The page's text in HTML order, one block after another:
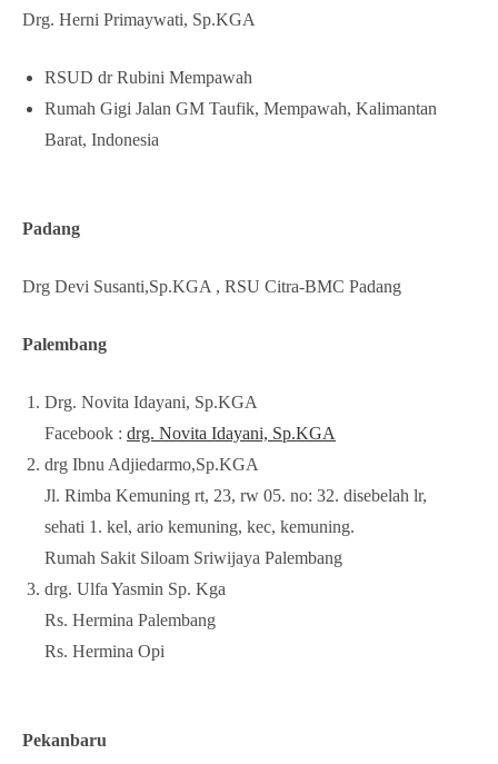
Drg. Herni Primaywati, Sp.KGA
RSUD dr Rubini Mempawah
Rumah Gigi Jalan GM Taufik, Mempawah, Kalimantan
Barat, Indonesia
Padang
Drg Devi Susanti,Sp.KGA , RSU Citra-BMC Padang
Palembang
Drg. Novita Idayani, Sp.KGA
Facebook : drg. Novita Idayani, Sp.KGA
drg Ibnu Adjiedarmo,Sp.KGA
Jl. Rimba Kemuning rt, 23, rw 05. no: 32. disebelah lr,
sehati 1. kel, ario kemuning, kec, kemuning.
Rumah Sakit Siloam Sriwijaya Palembang
drg. Ulfa Yasmin Sp. Kga
Rs. Hermina Palembang
Rs. Hermina Opi
Pekanbaru